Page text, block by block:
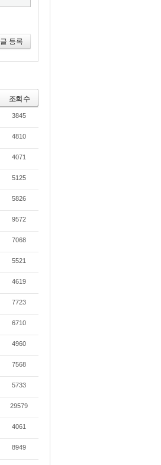
등록
조회 수
3845
4810
4071
5125
5826
9572
7068
5521
4619
7723
6710
4960
7568
5733
29579
4061
8949